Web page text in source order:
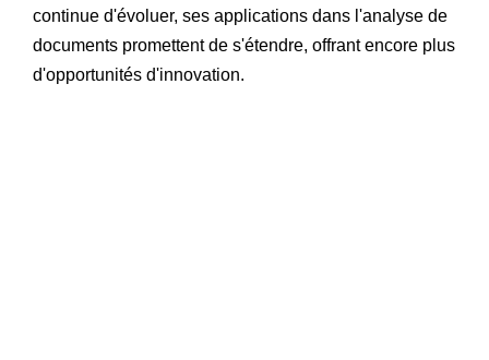
continue d'évoluer, ses applications dans l'analyse de
documents promettent de s'étendre, offrant encore plus
d'opportunités d'innovation.